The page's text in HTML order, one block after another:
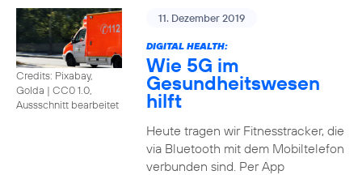
Credits: Pixabay,
Golda | CC0 1.0,
Aussschnitt bearbeitet
11. Dezember 2019
DIGITAL HEALTH:
Wie 5G im
Gesundheitswesen
hilft
Heute tragen wir Fitnesstracker, die
via Bluetooth mit dem Mobiltelefon
verbunden sind. Per App